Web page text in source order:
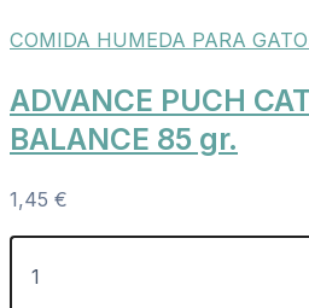
COMIDA HUMEDA PARA
ADVANCE PUCH
BALANCE 85 gr.
1,45 €